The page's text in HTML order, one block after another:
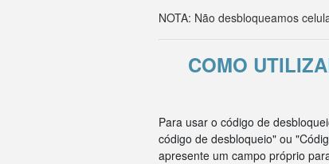
NOTA: Não desbloqueamos
COMO
Para usar o código de
código de desbloqueio" ou
apresente um campo próprio